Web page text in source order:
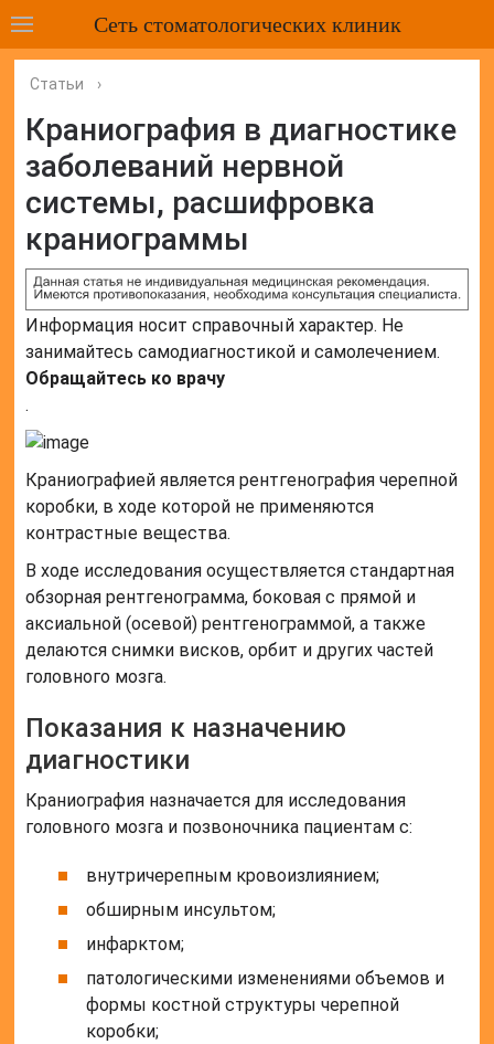
Сеть стоматологических клиник
Статьи ›
Краниография в диагностике
заболеваний нервной
системы, расшифровка
краниограммы
Информация носит справочный характер. Не
занимайтесь самодиагностикой и самолечением.
Обращайтесь ко врачу
.
Краниографией является рентгенография черепной
коробки, в ходе которой не применяются
контрастные вещества.
В ходе исследования осуществляется стандартная
обзорная рентгенограмма, боковая с прямой и
аксиальной (осевой) рентгенограммой, а также
делаются снимки висков, орбит и других частей
головного мозга.
Показания к назначению
диагностики
Краниография назначается для исследования
головного мозга и позвоночника пациентам с:
внутричерепным кровоизлиянием;
обширным инсультом;
инфарктом;
патологическими изменениями объемов и
формы костной структуры черепной
коробки;